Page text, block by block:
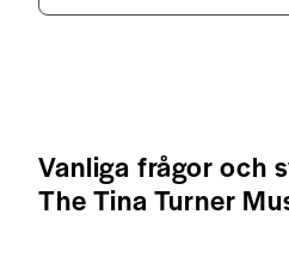
Vanliga frågor och
The Tina Turner